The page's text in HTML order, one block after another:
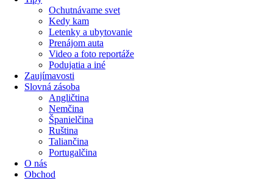
Ochutnávame svet
Kedy kam
Letenky a ubytovanie
Prenájom auta
Video a foto reportáže
Podujatia a iné
Zaujímavosti
Slovná zásoba
Angličtina
Nemčina
Španielčina
Ruština
Taliančina
Portugalčina
O nás
Obchod